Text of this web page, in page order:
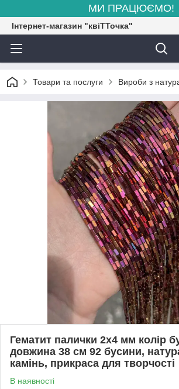
МИ ПРАЦЮЄМО!
Інтернет-магазин "квіТТочка"
Товари та послуги Вироби з
Гематит палички 2x4 мм колір
довжина 38 см 92 бусини,
камінь, прикраса для творчості
В наявності